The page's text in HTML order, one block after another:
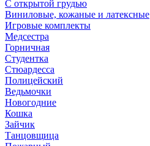
С открытой грудью
Виниловые, кожаные и латексные
Игровые комплекты
Медсестра
Горничная
Студентка
Стюардесса
Полицейский
Ведьмочки
Новогодние
Кошка
Зайчик
Танцовщица